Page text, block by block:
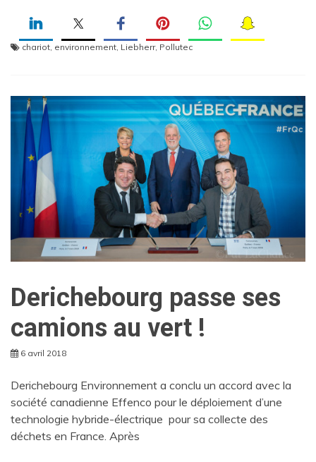
chariot, environnement, Liebherr, Pollutec
Derichebourg passe ses
camions au vert !
6 avril 2018
Derichebourg Environnement a conclu un accord avec la
société canadienne Effenco pour le déploiement d’une
technologie hybride-électrique pour sa collecte des
déchets en France. Après